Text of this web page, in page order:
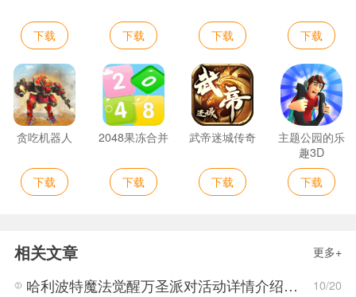
下载 下载 下载 下载
贪吃机器人
下载
2048果冻合并
下载
武帝迷城传奇
下载
主题公园的乐
趣3D
下载
相关文章 更多+
哈利波特魔法觉醒万圣派对活动详情介绍 万圣节活动攻略 10/20